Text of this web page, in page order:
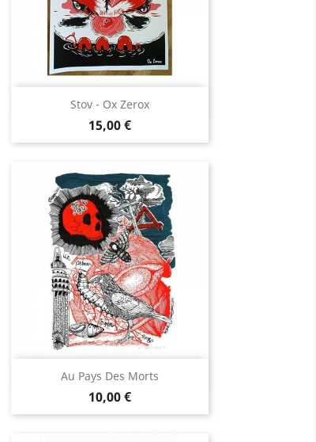
Stov - Ox Zerox
Prix
15,00 €
Aperçu rapide
Au Pays Des Morts
Prix
10,00 €
 Aperçu rapide